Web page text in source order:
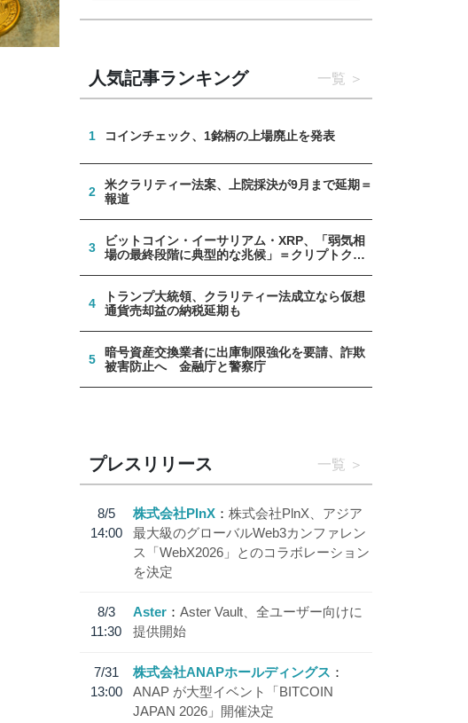
人気記事ランキング 一覧
1 コインチェック、1銘柄の上場廃止を発表
2
米クラリティー法案、上院採決が9月まで延期＝
報道
3
ビットコイン・イーサリアム・XRP、「弱気相
場の最終段階に典型的な兆候」＝クリプトクア
4
トランプ大統領、クラリティー法成立なら仮想
通貨売却益の納税延期も
5
暗号資産交換業者に出庫制限強化を要請、詐欺
被害防止へ 金融庁と警察庁
プレスリリース 一覧
8/5
14:00
株式会社PlnX
株式会社PlnX、アジア
最大級のグローバルWeb3カンファレン
ス「WebX2026」とのコラボレーション
を決定
8/3
11:30
Aster
Aster Vault、全ユーザー向けに
提供開始
7/31
13:00
株式会社ANAPホールディングス
ANAP が大型イベント「BITCOIN
JAPAN 2026」開催決定